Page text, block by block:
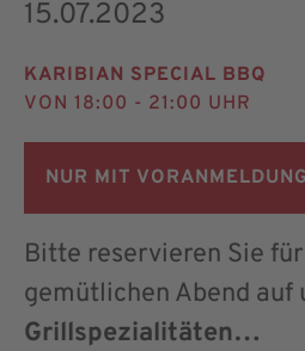
15.07.2023
KARIBIAN SPECIAL BBQ
VON 18:00 - 21:00 UHR
NUR MIT VORANMELDUNG
Bitte reservieren Sie
gemütlichen Abend auf
Grillspezialitäten…